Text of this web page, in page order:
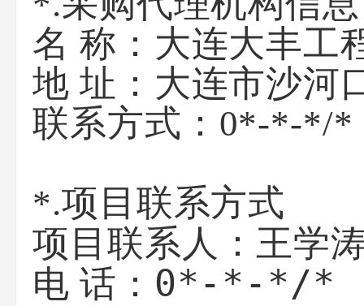
名 称： 大连大丰工
地 址： 大连市沙河
联系方式： 0*-*-*/*
*.项目联系方式
项目联系人： 王学
电 话： 0*-*-*/*